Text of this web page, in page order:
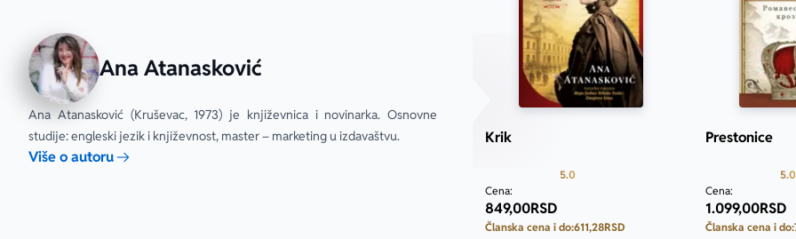
Ana Atanasković
Ana Atanasković (Kruševac, 1973) je književnica i novinarka. Osnovne
studije: engleski jezik i književnost, master – marketing u izdavaštvu.
Više o autoru
Krik
5.0
Cena:
849,00RSD
Članska cena i do:611,28RSD
Prestonice
5.0
Cena:
1.099,00RSD
Članska cena i do: